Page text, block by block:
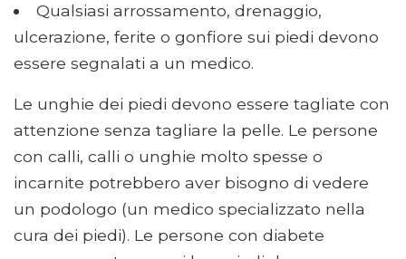
Qualsiasi arrossamento, drenaggio,
ulcerazione, ferite o gonfiore sui piedi devono
essere segnalati a un medico.
Le unghie dei piedi devono essere tagliate con
attenzione senza tagliare la pelle. Le persone
con calli, calli o unghie molto spesse o
incarnite potrebbero aver bisogno di vedere
un podologo (un medico specializzato nella
cura dei piedi). Le persone con diabete